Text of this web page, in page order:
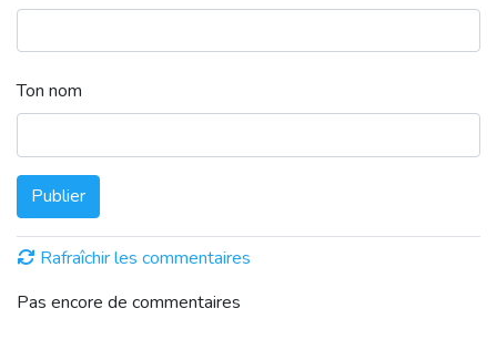
Ton nom
Publier
Rafraîchir les commentaires
Pas encore de commentaires